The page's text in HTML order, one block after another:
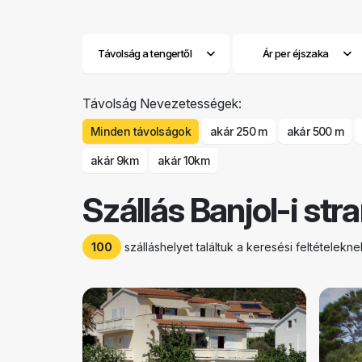
Távolság a tengertől Ár per éjszaka
Távolság Nevezetességek:
Minden távolságok akár 250 m akár 500 m
akár 9km akár 10km
Szállás Banjol-i
100 szálláshelyet találtuk a keresési